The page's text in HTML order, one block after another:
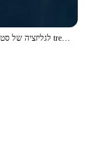
לגליזציה של סטרואידים אנבוליים trenbolone קלאסי של מטיב